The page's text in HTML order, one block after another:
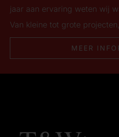
jaar aan ervaring weten wij
Van kleine tot grote
MEER